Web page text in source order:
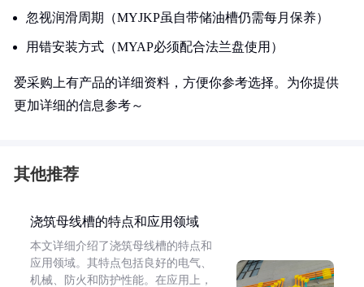
忽视润滑周期（MYJKP虽自带储油槽仍需每月保养）
用错安装方式（MYAP必须配合法兰盘使用）
爱采购上有产品的详细资料，方便你参考选择。为你提供
更加详细的信息参考～
其他推荐
浇筑母线槽的特点和应用领域
本文详细介绍了浇筑母线槽的特点和
应用领域。其特点包括良好的电气、
机械、防火和防护性能。在应用上，